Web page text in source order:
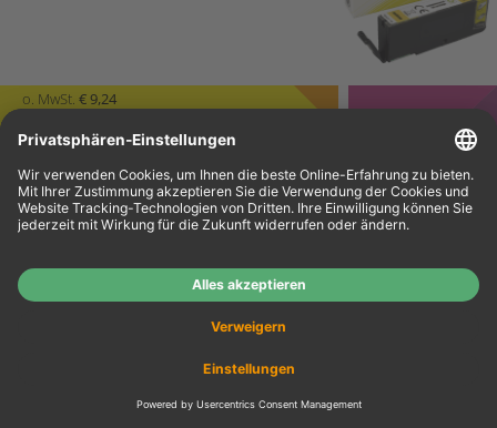
o. MwSt. € 9,24
€ 11,00
inkl. MwSt.
4 Canon Tinten 2103C007 CLI-
Schwarz Cyan,Gelb